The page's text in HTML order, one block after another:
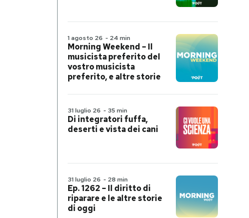
1 agosto 26 - 24 min
Morning Weekend – Il
musicista preferito del
vostro musicista
preferito, e altre storie
31 luglio 26 - 35 min
Di integratori fuffa,
deserti e vista dei cani
31 luglio 26 - 28 min
Ep. 1262 – Il diritto di
riparare e le altre storie
di oggi